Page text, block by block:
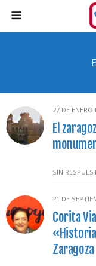
27 DE ENERO
El
SIN
21 DE
Corita
«Historia
Zaragoza